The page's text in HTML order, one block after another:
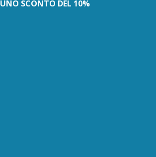
UNO SCONTO DEL 10%